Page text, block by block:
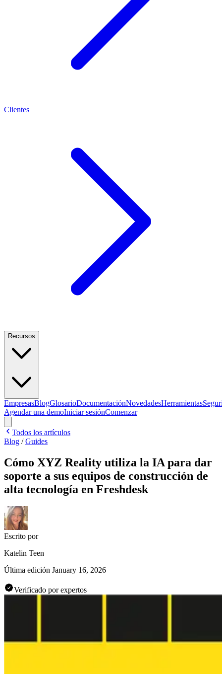
Clientes
Recursos
EmpresasBlogGlosarioDocumentaciónNovedadesHerramientas
Agendar una demoIniciar sesiónComenzar
Todos los artículos
Blog /Guides
Cómo XYZ Reality utiliza la IA para dar
soporte a sus equipos de construcción de
alta tecnología en Freshdesk
Escrito por
Katelin Teen
Última edición January 16, 2026
Verificado por expertos